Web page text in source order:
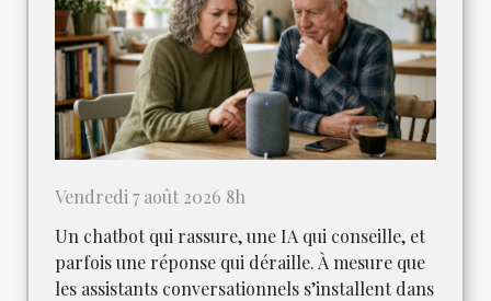
Vendredi 7 août 2026 8h
Un chatbot qui rassure, une IA qui conseille, et
parfois une réponse qui déraille. À mesure que
les assistants conversationnels s’installent dans